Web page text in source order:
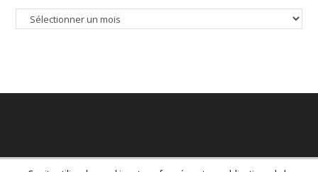
Recherche